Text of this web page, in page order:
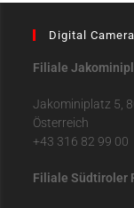
Digital
Filiale
Jakominiplatz 5,
Österreich
+43 316 82 99 00
Filiale Südtiroler